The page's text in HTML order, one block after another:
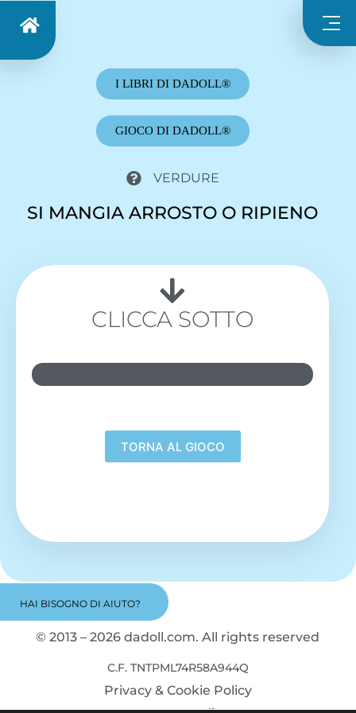
HAI BISOGNO DI AIUTO?
I LIBRI DI DADOLL®
GIOCO DI DADOLL®
VERDURE
SI MANGIA ARROSTO O RIPIENO
CLICCA SOTTO
© 2013 – 2026 dadoll.com. All rights reserved
C.F. TNTPML74R58A944Q
Privacy & Cookie Policy